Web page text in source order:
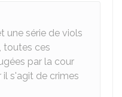
une série de viols
toutes ces
par la cour
il s'agit de crimes